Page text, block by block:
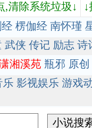
,清除系统垃圾↓
楞伽经 南怀瑾
武侠 传记 励志 诗
湘溪苑 瓶邪 原创
乐 影视娱乐 游戏